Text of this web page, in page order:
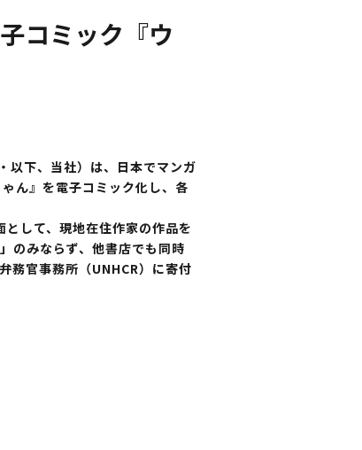
コミック『ウ
下、当社）は、日本でマンガ
ん』を電子コミック化し、各
して、現地在住作家の作品を
のみならず、他書店でも同時
務官事務所（UNHCR）に寄付